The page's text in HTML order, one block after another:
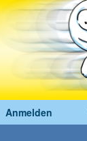
Anmelden